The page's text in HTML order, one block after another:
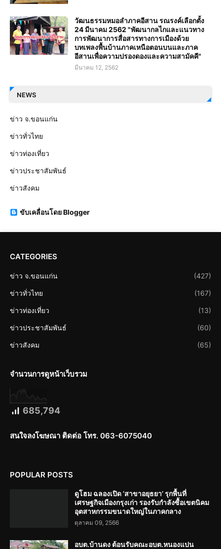
วัฒนธรรมหมอลำภาคอีสาน รณรงค์เลือกตั้ง
24 มีนาคม 2562 "พัฒนากลไกและแนวทาง
การพัฒนาการสื่อสารทางการเมืองด้วย
บทเพลงพื้นบ้านภาคเหนือตอนบนและภาค
อีสานเพื่อความปรองดองและความสามัคคี"
มีนาคม 12, 2562
NEWS
ข่าว จ.ขอนแก่น
ข่าวทั่วไทย
ข่าวท่องเที่ยว
ข่าวประชาสัมพันธ์
ข่าวสังคม
ขับเคลื่อนโดย Blogger
CATEGORIES
ข่าว จ.ขอนแก่น (427)
ข่าวทั่วไทย (167)
ข่าวท่องเที่ยว (13)
ข่าวประชาสัมพันธ์ (60)
ข่าวสังคม (65)
จำนวนการดูหน้าเว็บรวม
685,794
สนใจลงโฆษณา ติดต่อ โทร. 063-6075040
POPULAR POSTS
ดูโฮม ฉลองเปิด ‘สาขาอยุธยา’ รุกพื้นที่
เศรษฐกิจเมืองกรุงเก่า รองรับกำลังซื้อเขตนิคม
อุตสาหกรรมขนาดใหญ่ในภาคกลาง
ตุลาคม 09, 2566
อบต.บ้านดง ต้อนรับคณะอบต.หนองแปน